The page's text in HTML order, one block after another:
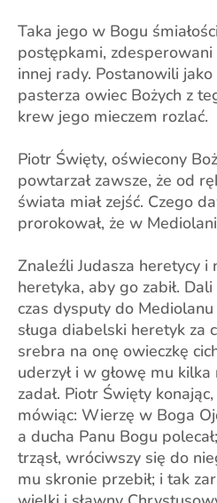
Taka jego w Bogu
postępkami,
innej rady. Postanowili
pasterza owiec Bożych z
krew jego mieczem rozlać.
Piotr Święty, oświecony
powtarzał zawsze, że od
świata miał zejść. Czego
prorokował, że w
Znaleźli Judasza heretycy i
heretyka, aby go zabił.
czas dysputy do Mediolanu
sługa diabelski heretyk za
srebra na onę owieczkę
uderzył i w głowę mu
zadał. Piotr Święty
mówiąc: Wierzę w Boga
a ducha Panu Bogu
trząsł, wróciwszy się do
mu skronie przebił; i tak